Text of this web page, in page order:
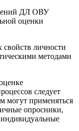
ДЛ ОВУ
оценки
свойств личности
методами
следует
могут применяться
опросники,